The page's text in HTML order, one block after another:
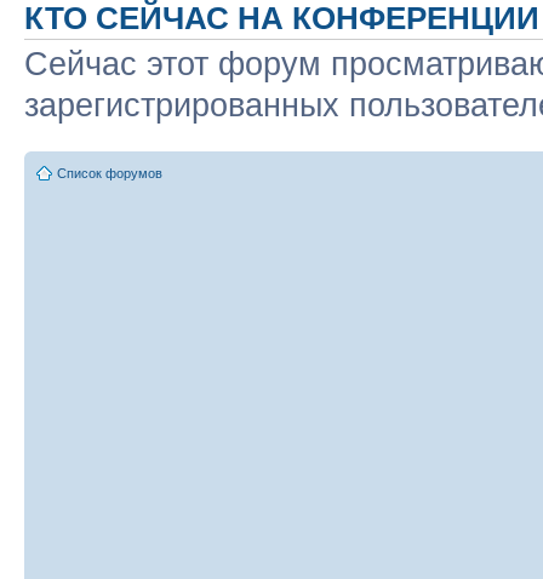
КТО СЕЙЧАС НА КОНФЕРЕНЦИИ
Сейчас этот форум
зарегистрированных
Список форумов